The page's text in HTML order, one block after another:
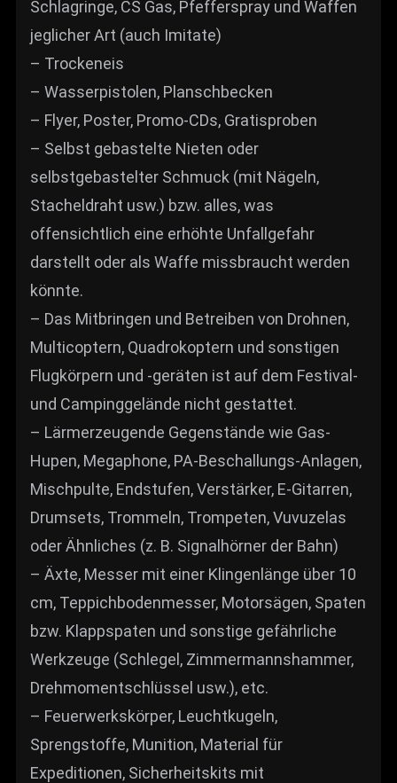
Schlagringe, CS Gas, Pfefferspray und Waffen
jeglicher Art (auch Imitate)
– Trockeneis
– Wasserpistolen, Planschbecken
– Flyer, Poster, Promo-CDs, Gratisproben
– Selbst gebastelte Nieten oder
selbstgebastelter Schmuck (mit Nägeln,
Stacheldraht usw.) bzw. alles, was
offensichtlich eine erhöhte Unfallgefahr
darstellt oder als Waffe missbraucht werden
könnte.
– Das Mitbringen und Betreiben von Drohnen,
Multicoptern, Quadrokoptern und sonstigen
Flugkörpern und -geräten ist auf dem Festival-
und Campinggelände nicht gestattet.
– Lärmerzeugende Gegenstände wie Gas-
Hupen, Megaphone, PA-Beschallungs-Anlagen,
Mischpulte, Endstufen, Verstärker, E-Gitarren,
Drumsets, Trommeln, Trompeten, Vuvuzelas
oder Ähnliches (z. B. Signalhörner der Bahn)
– Äxte, Messer mit einer Klingenlänge über 10
cm, Teppichbodenmesser, Motorsägen, Spaten
bzw. Klappspaten und sonstige gefährliche
Werkzeuge (Schlegel, Zimmermannshammer,
Drehmomentschlüssel usw.), etc.
– Feuerwerkskörper, Leuchtkugeln,
Sprengstoffe, Munition, Material für
Expeditionen, Sicherheitskits mit